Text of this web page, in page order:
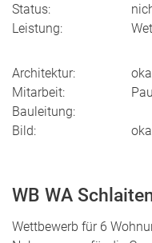
Status:
Leistung:
Architektur:
Mitarbeit:
Bauleitung:
Bild:
WB WA
Wettbewerb für 6